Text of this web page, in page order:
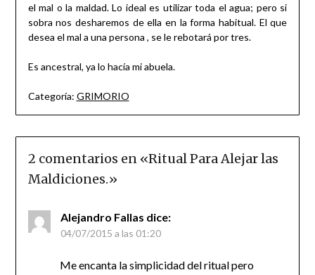
el mal o la maldad. Lo ideal es utilizar toda el agua; pero si
sobra nos desharemos de ella en la forma habitual. El que
desea el mal a una persona , se le rebotará por tres.
Es ancestral, ya lo hacía mi abuela.
Categoría: GRIMORIO
2 comentarios en «Ritual Para Alejar las
Maldiciones.»
Alejandro Fallas dice:
04/07/2015 a las 01:20
Me encanta la simplicidad del ritual pero